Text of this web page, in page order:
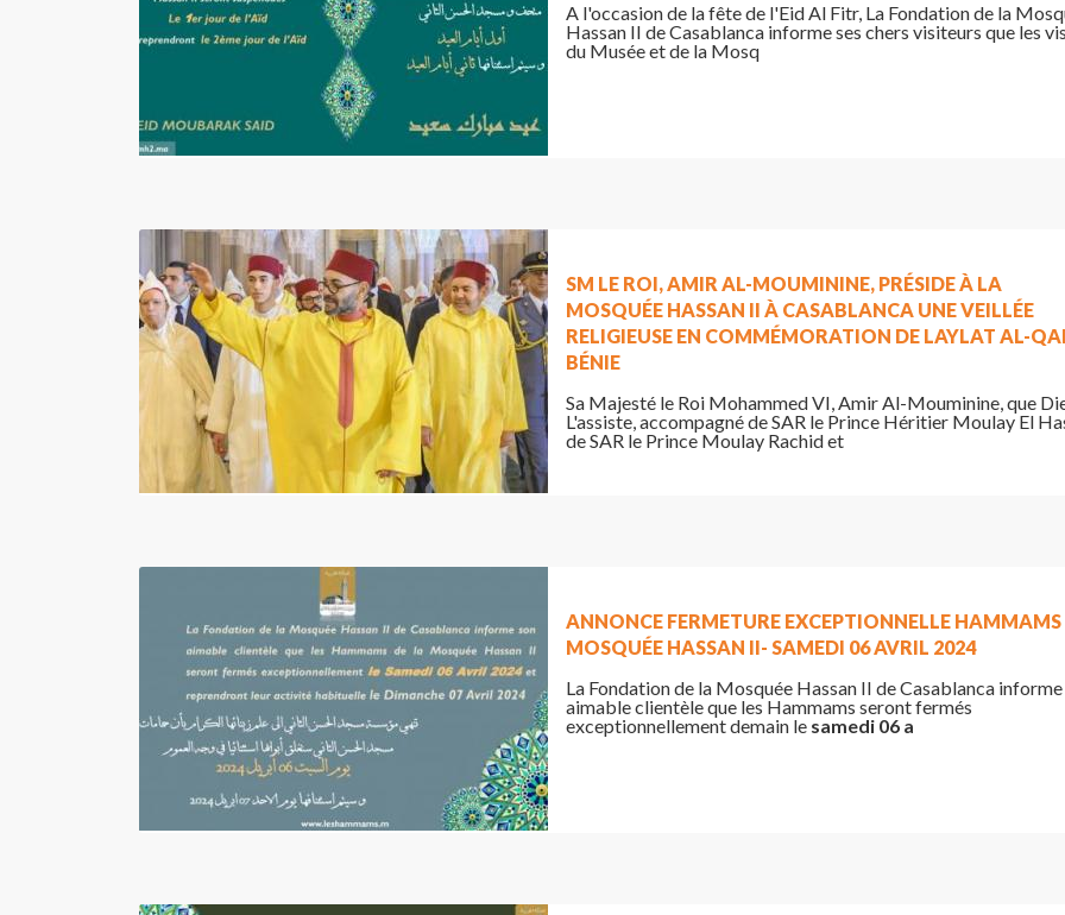
A l'occasion de la fête de l'Eid Al Fitr, La Fondation de la
Hassan II de Casablanca informe ses chers visiteurs que les
du Musée et de la Mosq
SM LE ROI, AMIR AL-MOUMININE, PRÉSIDE À LA
MOSQUÉE HASSAN II À CASABLANCA UNE VEILLÉE
RELIGIEUSE EN COMMÉMORATION DE LAYLAT AL-
BÉNIE
Sa Majesté le Roi Mohammed VI, Amir Al-Mouminine, que
L'assiste, accompagné de SAR le Prince Héritier Moulay El
de SAR le Prince Moulay Rachid et
ANNONCE FERMETURE EXCEPTIONNELLE HAMMAMS
MOSQUÉE HASSAN II- SAMEDI 06 AVRIL 2024
La Fondation de la Mosquée Hassan II de Casablanca informe
aimable clientèle que les Hammams seront fermés
exceptionnellement demain le samedi 06 a